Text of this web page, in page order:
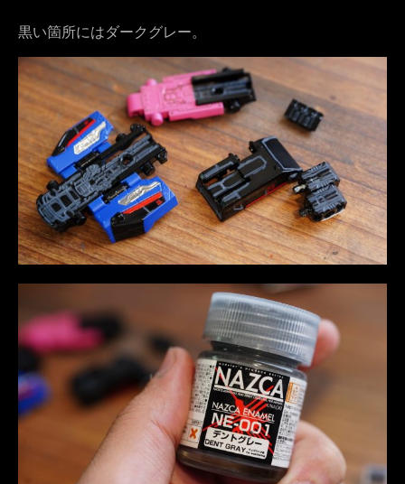
黒い箇所にはダークグレー。